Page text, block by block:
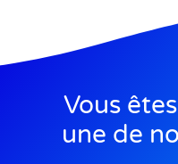
Vous
une de